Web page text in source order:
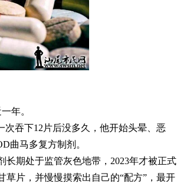
年。
次吞下12片后没多久，他开始头晕、恶
曲马多复方制剂。
长期处于监管灰色地带，2023年才被正式
片，并慢慢摸索出自己的“配方”，最开